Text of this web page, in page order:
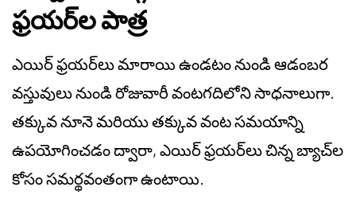
ఫ్రయర్‌ల పాత్ర
ఎయిర్ ఫ్రయర్‌లు మారాయి ఉండటం నుండిఆడంబర
వస్తువులు నుండి రోజువారీ వంటగదిలోని సాధనాలుగా.
తక్కువ నూనె మరియు తక్కువ వంట సమయాన్ని
ఉపయోగించడం ద్వారా, ఎయిర్ ఫ్రయర్‌లు చిన్న బ్యాచ్‌ల
కోసం సమర్థవంతంగా ఉంటాయి.